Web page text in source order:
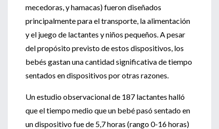
mecedoras, y hamacas) fueron diseñados
principalmente para el transporte, la alimentación
y el juego de lactantes y niños pequeños. A pesar
del propósito previsto de estos dispositivos, los
bebés gastan una cantidad significativa de tiempo
sentados en dispositivos por otras razones.
Un estudio observacional de 187 lactantes halló
que el tiempo medio que un bebé pasó sentado en
un dispositivo fue de 5,7 horas (rango 0-16 horas)